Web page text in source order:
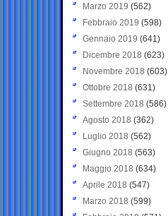
Marzo 2019 (562)
Febbraio 2019 (598)
Gennaio 2019 (641)
Dicembre 2018 (623)
Novembre 2018 (603)
Ottobre 2018 (631)
Settembre 2018 (586)
Agosto 2018 (362)
Luglio 2018 (562)
Giugno 2018 (563)
Maggio 2018 (634)
Aprile 2018 (547)
Marzo 2018 (599)